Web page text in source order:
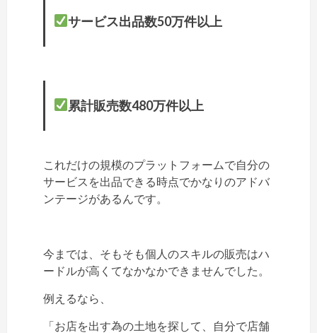
サービス出品数50万件以上
累計販売数480万件以上
これだけの規模のプラットフォームで自分の
サービスを出品できる時点でかなりのアドバ
ンテージがあるんです。
今までは、そもそも個人のスキルの販売はハ
ードルが高くてなかなかできませんでした。
例えるなら、
「お店を出す為の土地を探して、自分で店舗